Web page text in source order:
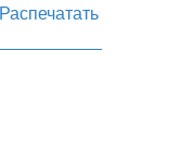
Распечатать